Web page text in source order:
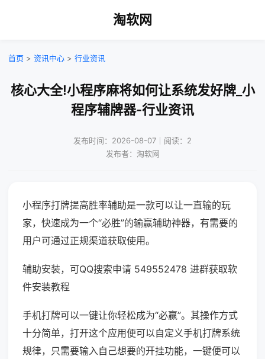
淘软网
首页 > 资讯中心 > 行业资讯
核心大全!小程序麻将如何让系统发好牌_小
程序辅牌器-行业资讯
发布时间：2026-08-07｜阅读：2
发布者：淘软网
小程序打牌提高胜率辅助是一款可以让一直输的玩
家，快速成为一个“必胜”的输赢辅助神器，有需要的
用户可通过正规渠道获取使用。
辅助安装，可QQ搜索申请 549552478 进群获取软
件安装教程
手机打牌可以一键让你轻松成为“必赢”。其操作方式
十分简单，打开这个应用便可以自定义手机打牌系统
规律，只需要输入自己想要的开挂功能，一键便可以